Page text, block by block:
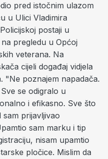
pred istočnim ulazom
u Ulici Vladimira
postaji u
pregledu u Općoj
veterana. Na
cijeli događaj vidjela
"Ne poznajem napadača.
se odigralo u
i efikasno. Sve što
prijavljivao
sam marku i tip
nisam upamtio
pločice. Mislim da